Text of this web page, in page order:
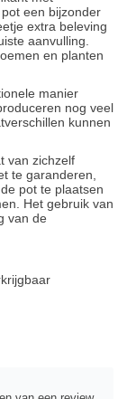
een bijzonder
extra beleving
aanvulling.
en planten
manier
nog veel
kunnen
van zichzelf
te garanderen,
pot te plaatsen
Het gebruik van
van de